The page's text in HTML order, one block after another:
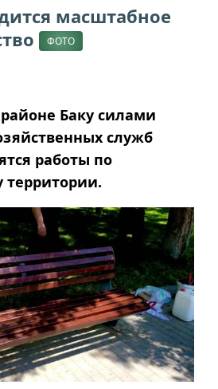
масштабное
ФОТО
Баку силами
служб
работы по
территории.